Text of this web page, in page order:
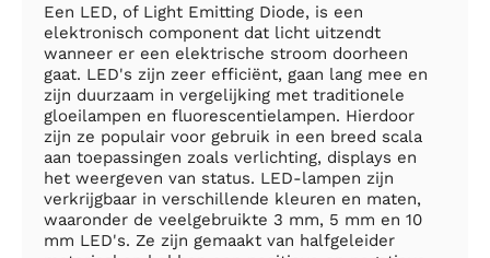
Een LED, of Light Emitting Diode, is een
elektronisch component dat licht uitzendt
wanneer er een elektrische stroom doorheen
gaat. LED's zijn zeer efficiënt, gaan lang mee en
zijn duurzaam in vergelijking met traditionele
gloeilampen en fluorescentielampen. Hierdoor
zijn ze populair voor gebruik in een breed scala
aan toepassingen zoals verlichting, displays en
het weergeven van status. LED-lampen zijn
verkrijgbaar in verschillende kleuren en maten,
waaronder de veelgebruikte 3 mm, 5 mm en 10
mm LED's. Ze zijn gemaakt van halfgeleider